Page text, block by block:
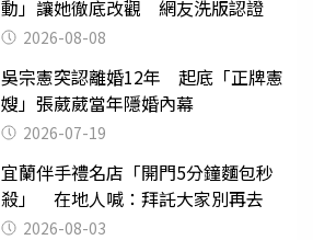
動」讓她徹底改觀 網友洗版認證
2026-08-08
吳宗憲突認離婚12年 起底「正牌憲
嫂」張葳葳當年隱婚內幕
2026-07-19
宜蘭伴手禮名店「開門5分鐘麵包秒
殺」 在地人喊：拜託大家別再去
2026-08-03